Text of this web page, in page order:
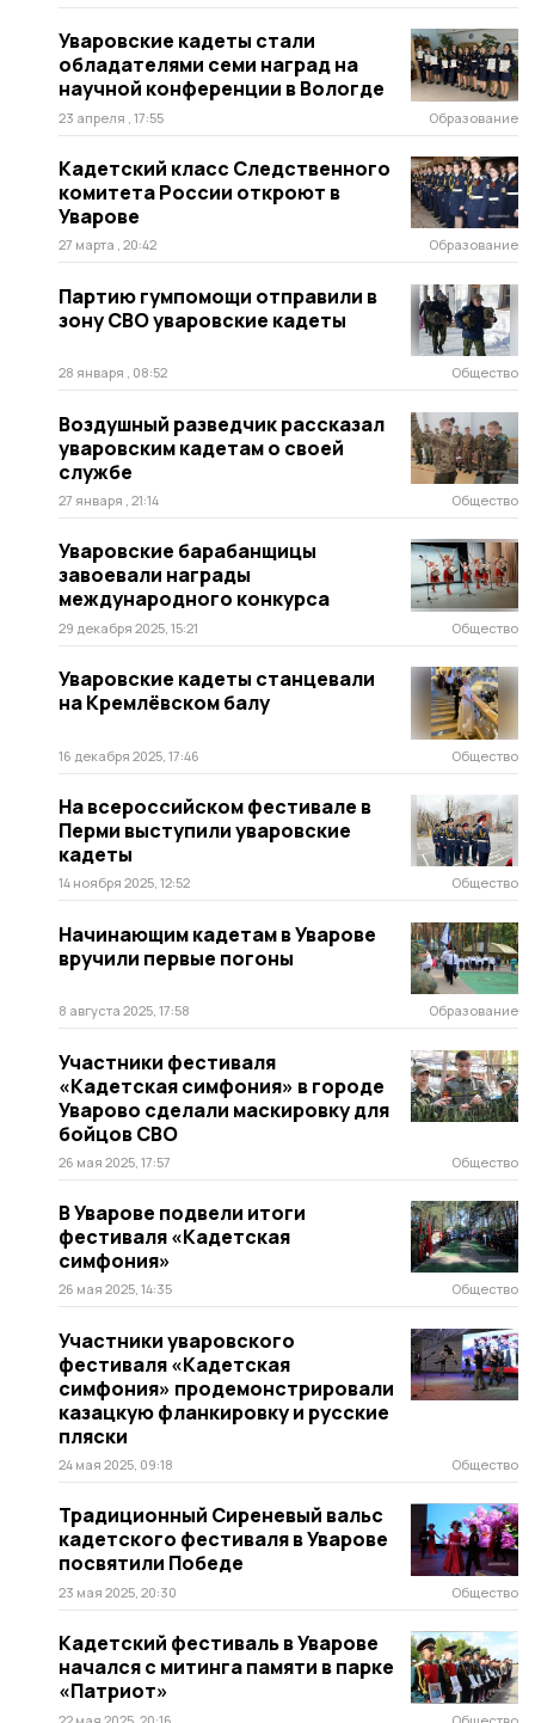
Уваровские кадеты стали
обладателями семи наград на
научной конференции в Вологде
23 апреля , 17:55 Образование
Кадетский класс Следственного
комитета России откроют в
Уварове
27 марта , 20:42 Образование
Партию гумпомощи отправили в
зону СВО уваровские кадеты
28 января , 08:52 Общество
Воздушный разведчик рассказал
уваровским кадетам о своей
службе
27 января , 21:14 Общество
Уваровские барабанщицы
завоевали награды
международного конкурса
29 декабря 2025, 15:21 Общество
Уваровские кадеты станцевали
на Кремлёвском балу
16 декабря 2025, 17:46 Общество
На всероссийском фестивале в
Перми выступили уваровские
кадеты
14 ноября 2025, 12:52 Общество
Начинающим кадетам в Уварове
вручили первые погоны
8 августа 2025, 17:58 Образование
Участники фестиваля
«Кадетская симфония» в городе
Уварово сделали маскировку для
бойцов СВО
26 мая 2025, 17:57 Общество
В Уварове подвели итоги
фестиваля «Кадетская
симфония»
26 мая 2025, 14:35 Общество
Участники уваровского
фестиваля «Кадетская
симфония» продемонстрировали
казацкую фланкировку и русские
пляски
24 мая 2025, 09:18 Общество
Традиционный Сиреневый вальс
кадетского фестиваля в Уварове
посвятили Победе
23 мая 2025, 20:30 Общество
Кадетский фестиваль в Уварове
начался с митинга памяти в парке
«Патриот»